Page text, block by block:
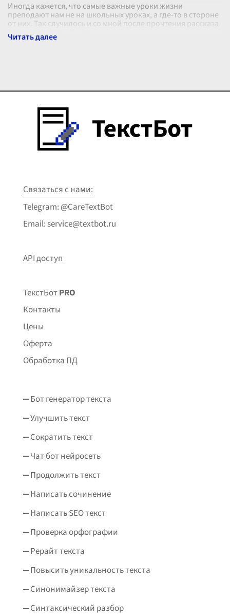
Иногда кажется, что самые важные уроки жизни
преподают нам не на школьных уроках, а где-то в стороне
от них. Так случилось и со мной после прочтения рассказа
Евгения Носова «Кукла»
Связаться с нами:
Telegram: @CareTextBot
Email: service@textbot.ru
API доступ
ТекстБотPRO
Контакты
Цены
Оферта
Обработка ПД
Бот генератор текста
Улучшить текст
Сократить текст
Чат бот нейросеть
Продолжить текст
Написать сочинение
Написать SEO текст
Проверка орфографии
Рерайт текста
Повысить уникальность текста
Синонимайзер текста
Синтаксический разбор